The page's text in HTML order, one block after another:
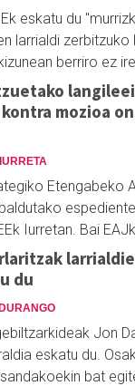
eskatu du
larrialdi zerbitzuko
berriro ez
mozioa
IURRETA
Etengabeko
Iurretan. Bai
du
DURANGO
Jon
eskatu du.
bat